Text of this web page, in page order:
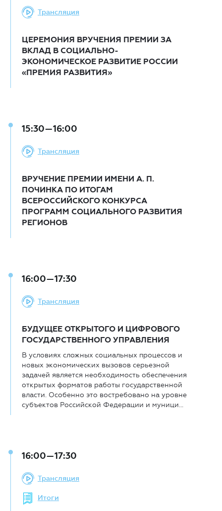
Трансляция
ЦЕРЕМОНИЯ ВРУЧЕНИЯ ПРЕМИИ ЗА
ВКЛАД В СОЦИАЛЬНО-
ЭКОНОМИЧЕСКОЕ РАЗВИТИЕ РОССИИ
«ПРЕМИЯ РАЗВИТИЯ»
15:30—16:00
Трансляция
ВРУЧЕНИЕ ПРЕМИИ ИМЕНИ А. П.
ПОЧИНКА ПО ИТОГАМ
ВСЕРОССИЙСКОГО КОНКУРСА
ПРОГРАММ СОЦИАЛЬНОГО РАЗВИТИЯ
РЕГИОНОВ
16:00—17:30
Трансляция
БУДУЩЕЕ ОТКРЫТОГО И ЦИФРОВОГО
ГОСУДАРСТВЕННОГО УПРАВЛЕНИЯ
В условиях сложных социальных процессов и
новых экономических вызовов серьезной
задачей является необходимость обеспечения
открытых форматов работы государственной
власти. Особенно это востребовано на уровне
субъектов Российской Федерации и муници...
16:00—17:30
Трансляция
Итоги